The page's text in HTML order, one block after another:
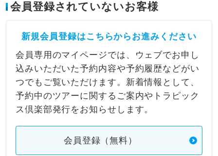
会員登録されていないお客様
新規会員登録はこちらからお進みください
会員専用のマイページでは、ウェブでお申し
込みいただいた予約内容や予約履歴などがい
つでもご覧いただけます。新着情報として、
予約中のツアーに関するご案内やトラピック
ス倶楽部発行をお知らせします。
会員登録（無料）